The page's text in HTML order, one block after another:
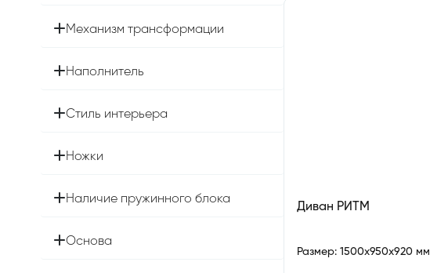
Механизм трансформации
Наполнитель
Стиль интерьера
Ножки
Наличие пружинного блока
Основа
Диван РИТМ
Размер: 1500x950x920 мм